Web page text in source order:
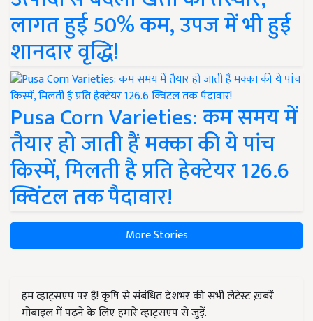
लागत हुई 50% कम, उपज में भी हुई
शानदार वृद्धि!
Pusa Corn Varieties: कम समय में
तैयार हो जाती हैं मक्का की ये पांच
किस्में, मिलती है प्रति हेक्टेयर 126.6
क्विंटल तक पैदावार!
More Stories
हम व्हाट्सएप पर हैं! कृषि से संबंधित देशभर की सभी लेटेस्ट ख़बरें
मोबाइल में पढ़ने के लिए हमारे व्हाट्सएप से जुड़ें.